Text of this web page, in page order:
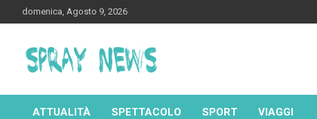
to
domenica, Agosto 9, 2026
Spraynews.it
ATTUALITÀ SPETTACOLO SPORT VIAGGI